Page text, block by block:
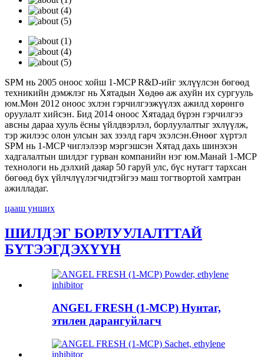
SPM нь 2005 оноос хойш 1-MCP R&D-ийг эхлүүлсэн бөгөөд
техникийн дэмжлэг нь Хятадын Хөдөө аж ахуйн их сургууль
юм.Мөн 2012 оноос эхлэн гэрчилгээжүүлэх ажилд хөрөнгө
оруулалт хийсэн. Бид 2014 оноос Хятадад бүрэн гэрчилгээ
авсны дараа хууль ёсны үйлдвэрлэл, борлуулалтыг эхлүүлж,
тэр жилээс олон улсын зах зээлд гарч эхэлсэн.Өнөөг хүртэл
SPM нь 1-MCP чиглэлээр мэргэшсэн Хятад дахь шинэхэн
хадгалалтын шилдэг гурван компанийн нэг юм.Манай 1-MCP
технологи нь дэлхий даяар 50 гаруй улс, бүс нутагт тархсан
бөгөөд бүх үйлчлүүлэгчидтэйгээ маш тогтвортой хамтран
ажилладаг.
цааш унших
ШИЛДЭГ БОРЛУУЛАЛТТАЙ
БҮТЭЭГДЭХҮҮН
ANGEL FRESH (1-MCP) Нунтаг,
этилен дарангуйлагч